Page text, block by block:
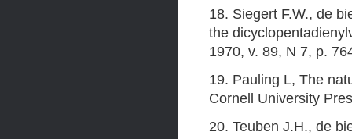
18. Siegert F.W., de
the
1970, v. 89, N 7, p.
19. Pauling L, The
Cornell University
20. Teuben J.H., de